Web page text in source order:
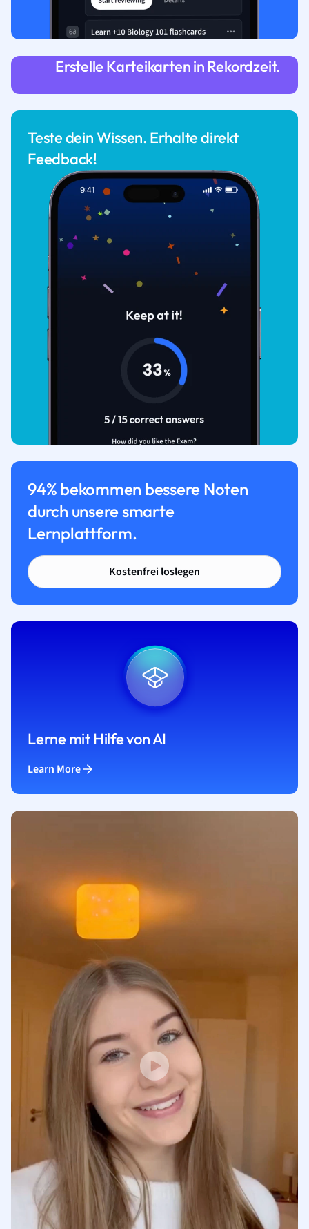
Erstelle Karteikarten in Rekordzeit.
Teste dein Wissen. Erhalte direkt
Feedback!
94% bekommen bessere Noten
durch unsere smarte
Lernplattform.
Kostenfrei loslegen
Lerne mit Hilfe von AI
Learn More